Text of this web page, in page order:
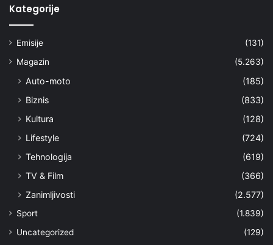
Kategorije
Emisije
(131)
Magazin
(5.263)
Auto-moto
(185)
Biznis
(833)
Kultura
(128)
Lifestyle
(724)
Tehnologija
(619)
TV & Film
(366)
Zanimljivosti
(2.577)
Sport
(1.839)
Uncategorized
(129)